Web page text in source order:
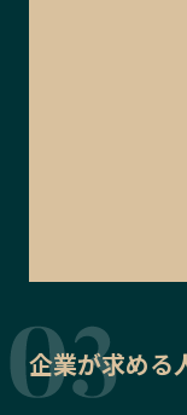
企業が求める